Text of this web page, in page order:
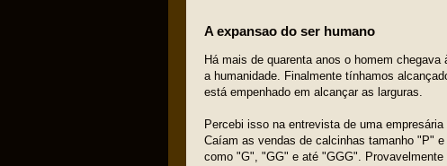
A expansao do ser humano
Há mais de quarenta anos o homem
a humanidade. Finalmente tínhamos
está empenhado em alcançar as larguras.
Percebi isso na entrevista de uma
Caíam as vendas de calcinhas tamanho "P"
como "G", "GG" e até "GGG".